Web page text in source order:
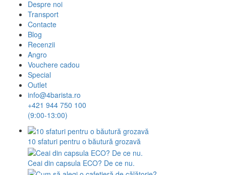
Despre noi
Transport
Contacte
Blog
Recenzii
Angro
Vouchere cadou
Special
Outlet
info@4barista.ro
+421 944 750 100
(9:00-13:00)
10 sfaturi pentru o băutură grozavă
Ceai din capsula ECO? De ce nu.